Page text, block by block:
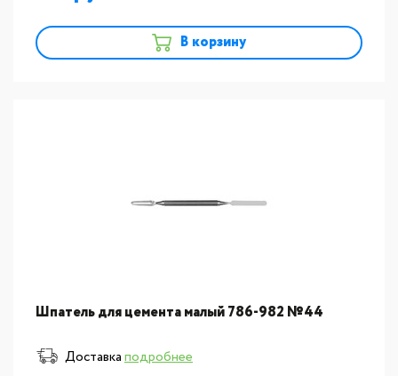
В корзину
Шпатель для цемента малый 786-982 №44
Доставкаподробнее